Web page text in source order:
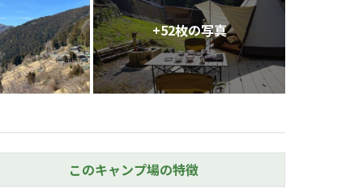
+52枚の写真
このキャンプ場の特徴